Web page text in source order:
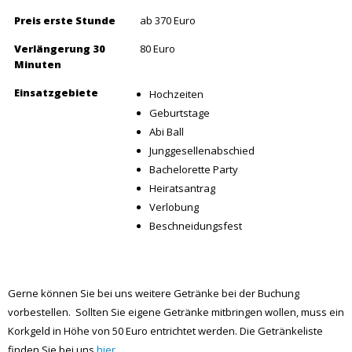
Preis erste Stunde
ab 370 Euro
Verlängerung 30
Minuten
80 Euro
Einsatzgebiete
Hochzeiten
Geburtstage
Abi Ball
Junggesellenabschied
Bachelorette Party
Heiratsantrag
Verlobung
Beschneidungsfest
Gerne können Sie bei uns weitere Getränke bei der Buchung
vorbestellen. Sollten Sie eigene Getränke mitbringen wollen, muss ein
Korkgeld in Höhe von 50 Euro entrichtet werden. Die Getränkeliste